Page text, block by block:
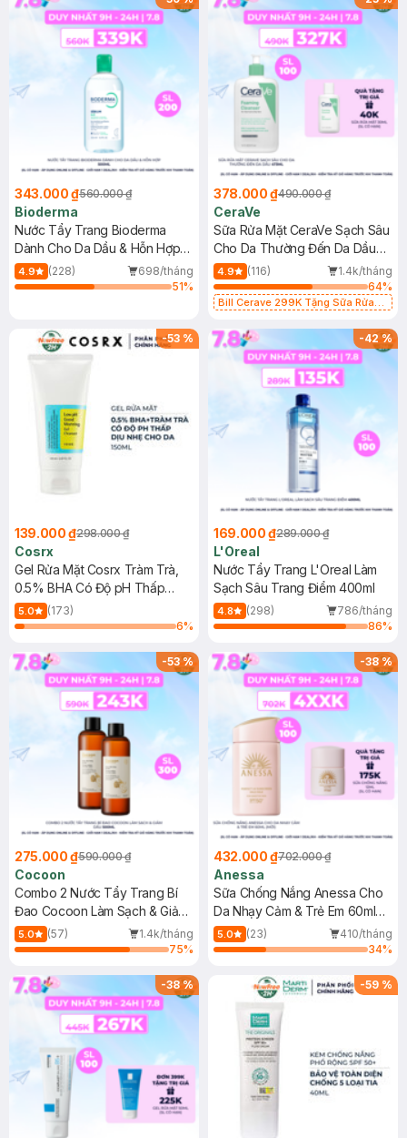
343.000 ₫560.000 ₫
Bioderma
Nước Tẩy Trang Bioderma
Dành Cho Da Dầu & Hỗn Hợp
500ml
4.9 (228)
698/tháng
51%
378.000 ₫490.000 ₫
CeraVe
Sữa Rửa Mặt CeraVe Sạch Sâu
Cho Da Thường Đến Da Dầu
473ml
4.9 (116)
1.4k/tháng
64%
Bill Cerave 299K Tặng Sữa Rửa
-53 %
139.000 ₫298.000 ₫
Cosrx
Gel Rửa Mặt Cosrx Tràm Trà,
0.5% BHA Có Độ pH Thấp
150ml
5.0
(173)
6%
-42%
169.000 ₫289.000 ₫
L'Oreal
Nước Tẩy Trang L'Oreal Làm
Sạch Sâu Trang Điểm 400ml
4.8 (298)
786/tháng
86%
-53%
275.000 ₫590.000 ₫
Cocoon
Combo 2 Nước Tẩy Trang Bí
Đao Cocoon Làm Sạch & Giảm
Dầu 500ml
5.0 (57)
1.4k/tháng
75%
-38%
432.000 ₫702.000 ₫
Anessa
Sữa Chống Nắng Anessa Cho
Da Nhạy Cảm & Trẻ Em 60ml
(Mới)
5.0 (23)
410/tháng
34%
-38% -59 %